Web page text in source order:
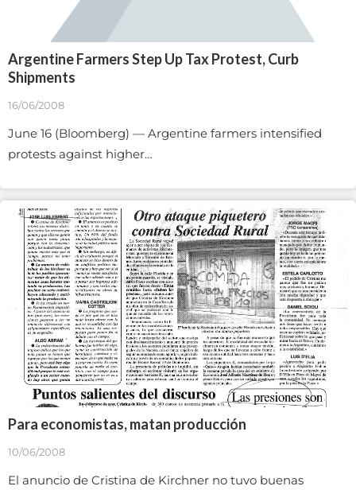
Argentine Farmers Step Up Tax Protest, Curb
Shipments
16/06/2008
June 16 (Bloomberg) — Argentine farmers intensified
protests against higher…
Para economistas, matan producción
10/06/2008
El anuncio de Cristina de Kirchner no tuvo buenas